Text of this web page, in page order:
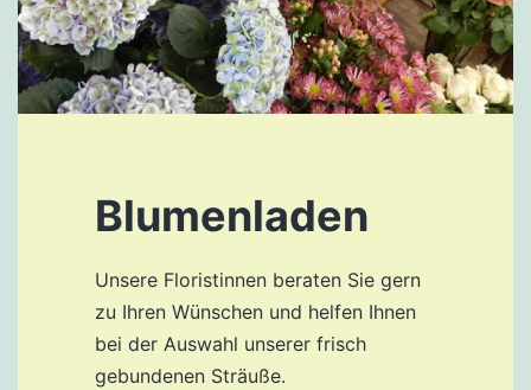
Blumenladen
Unsere Floristinnen beraten Sie gern
zu Ihren Wünschen und helfen Ihnen
bei der Auswahl unserer frisch
gebundenen Sträuße.